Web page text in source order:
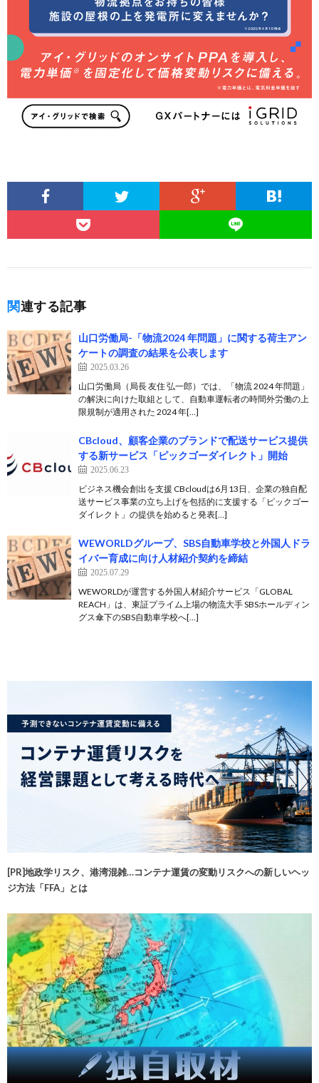
関連する記事
山口労働局-「物流2024 年問題」に関する荷主アン
ケートの調査の結果を公表します
2025.03.26
山口労働局（局長 友住 弘一郎）では、「物流 2024 年問題」
の解決に向けた取組として、自動車運転者の時間外労働の上
限規制が適用された 2024 年[…]
CBcloud、顧客企業のブランドで配送サービス提供
する新サービス「ピックゴーダイレクト」開始
2025.06.23
ビジネス機会創出を支援 CBcloudは6月13日、企業の独自配
送サービス事業の立ち上げを包括的に支援する「ピックゴー
ダイレクト」の提供を始めると発表[…]
WEWORLDグループ、SBS自動車学校と外国人ドラ
イバー育成に向け人材紹介契約を締結
2025.07.29
WEWORLDが運営する外国人材紹介サービス「GLOBAL
REACH」は、東証プライム上場の物流大手 SBSホールディン
グス傘下のSBS自動車学校へ[…]
[PR]地政学リスク、港湾混雑…コンテナ運賃の変動リスクへの新しいヘッ
ジ方法「FFA」とは